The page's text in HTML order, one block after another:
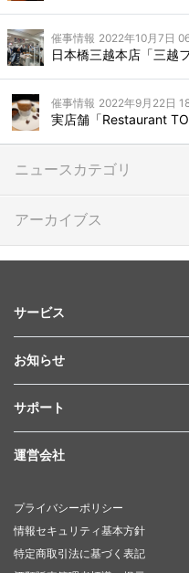
催事情報 2022年10月7日
催事情報 2022年9月22日
ニュースカテゴリ
アーカイブス
サービス
お知らせ
サポート
運営会社
プライバシーポリシー
情報セキュリティ基本方針
特定商取引法に基づく表記